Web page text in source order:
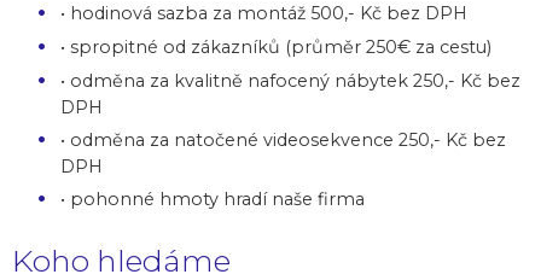
• hodinová sazba za montáž 500,- Kč bez DPH
• spropitné od zákazníků (průměr 250€ za cestu)
• odměna za kvalitně nafocený nábytek 250,- Kč bez
DPH
• odměna za natočené videosekvence 250,- Kč bez
DPH
• pohonné hmoty hradí naše firma
Koho hledáme